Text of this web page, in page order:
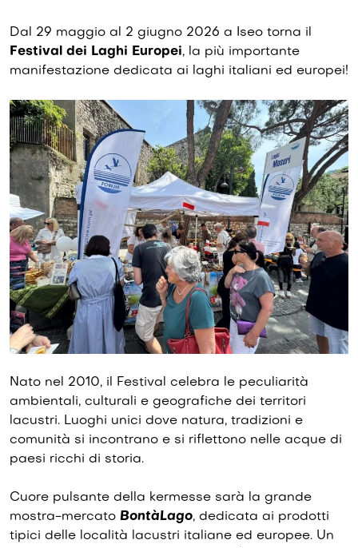
Dal 29 maggio al 2 giugno 2026 a Iseo torna il
Festival dei Laghi Europei, la più importante
manifestazione dedicata ai laghi italiani ed europei!
Nato nel 2010, il Festival celebra le peculiarità
ambientali, culturali e geografiche dei territori
lacustri. Luoghi unici dove natura, tradizioni e
comunità si incontrano e si riflettono nelle acque di
paesi ricchi di storia.
Cuore pulsante della kermesse sarà la grande
mostra-mercato BontàLago, dedicata ai prodotti
tipici delle località lacustri italiane ed europee. Un